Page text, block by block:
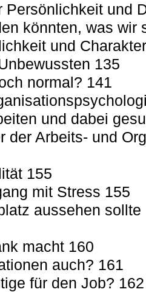
Persönlichkeit und
könnten, was wir
und
135
normal? 141
und dabei
der Arbeits- und
155
mit Stress 155
aussehen sollte
macht 160
auch? 161
für den Job? 162